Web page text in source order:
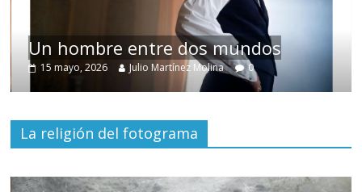
Un hombre entre dos mundos
15 mayo, 2026 Julio Martínez Molina 0
La religión del fotograma